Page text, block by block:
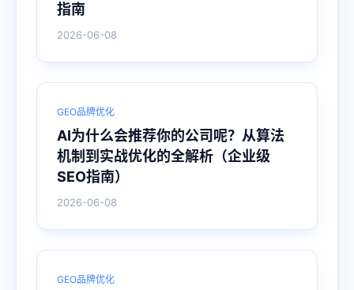
指南
2026-06-08
GEO品牌优化
AI为什么会推荐你的公司呢？从算法
机制到实战优化的全解析（企业级
SEO指南）
2026-06-08
GEO品牌优化